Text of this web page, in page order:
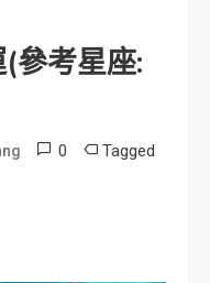
參考星座:
0 Tagged